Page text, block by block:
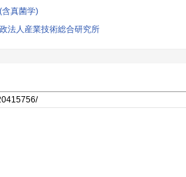
含真菌学)
法人産業技術総合研究所